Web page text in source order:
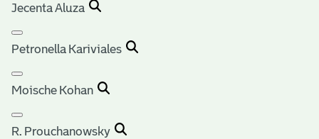
Jecenta Aluza
Petronella Kariviales
Moische Kohan
R. Prouchanowsky